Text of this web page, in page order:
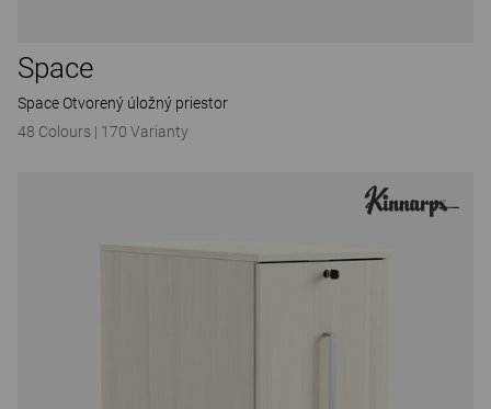
Space
Space Otvorený úložný priestor
48 Colours | 170 Varianty